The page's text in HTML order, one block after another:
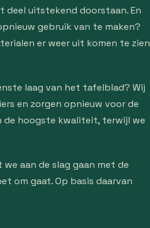
uitstekend doorstaan. En
gebruik van te maken?
er weer uit komen te zien
laag van het tafelblad? Wij
en zorgen opnieuw voor de
de hoogste kwaliteit, terwijl we
aan de slag gaan met de
om gaat. Op basis daarvan